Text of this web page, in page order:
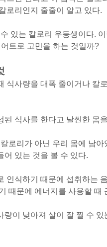
로리인지 줄줄이 알고 있다.
있는 칼로리 우등생이다.
트로 고민을 하는 것일까?
식사량을 대폭 줄이거나 칼
된 식사를 한다고 날씬한 몸
로리가 아닌 우리 몸에 남
어 있는 것을 볼 수 있다.
인식하기 때문에 섭취하는
때문에 에너지를 사용할 때
량이 낮아져 살이 잘 찔 수